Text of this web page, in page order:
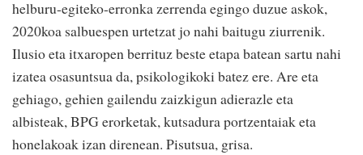
helburu-egiteko-erronka zerrenda egingo duzue askok,
2020koa salbuespen urtetzat jo nahi baitugu ziurrenik.
Ilusio eta itxaropen berrituz beste etapa batean sartu nahi
izatea osasuntsua da, psikologikoki batez ere. Are eta
gehiago, gehien gailendu zaizkigun adierazle eta
albisteak, BPG erorketak, kutsadura portzentaiak eta
honelakoak izan direnean. Pisutsua, grisa.